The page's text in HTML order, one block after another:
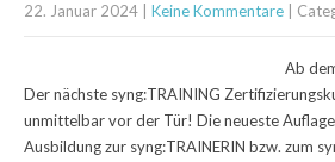
22. Januar 2024 Keine Kommentare |
Ab
Der nächste syng:TRAINING
unmittelbar vor der Tür! Die neueste
Ausbildung zur syng:TRAINERIN bzw. zum